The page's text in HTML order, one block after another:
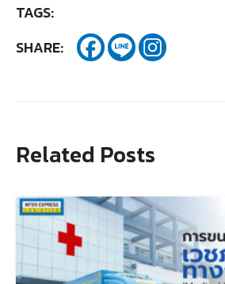
TAGS:
SHARE:
Related Posts